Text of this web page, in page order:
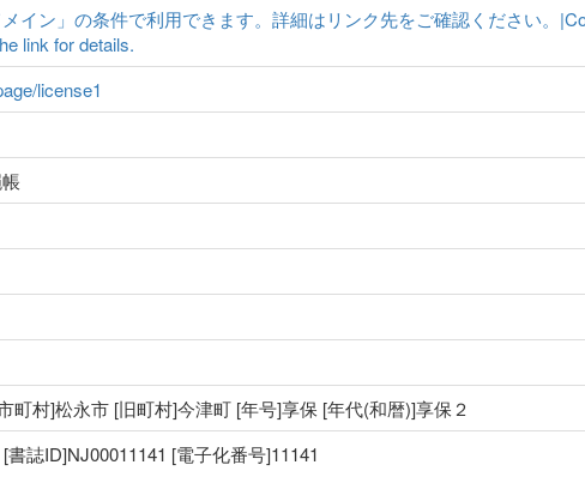
イン」の条件で利用できます。詳細はリンク先をご確認ください。
link for details.
license1
町村]松永市 [旧町村]今津町 [年号]享保 [年代(和暦)]享保２
誌ID]NJ00011141 [電子化番号]11141